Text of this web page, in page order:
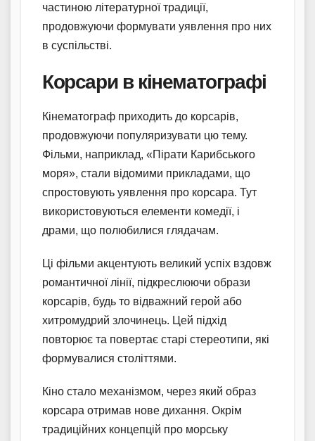
частиною літературної традиції,
продовжуючи формувати уявлення про них
в суспільстві.
Корсари в кінематографі
Кінематограф приходить до корсарів,
продовжуючи популяризувати цю тему.
Фільми, наприклад, «Пірати Карибського
моря», стали відомими прикладами, що
спростовують уявлення про корсара. Тут
використовуються елементи комедії, і
драми, що полюбилися глядачам.
Ці фільми акцентують великий успіх вздовж
романтичної лінії, підкреслюючи образи
корсарів, будь то відважний герой або
хитромудрий злочинець. Цей підхід
повторює та повертає старі стереотипи, які
формувалися століттями.
Кіно стало механізмом, через який образ
корсара отримав нове дихання. Окрім
традиційних концепцій про морську